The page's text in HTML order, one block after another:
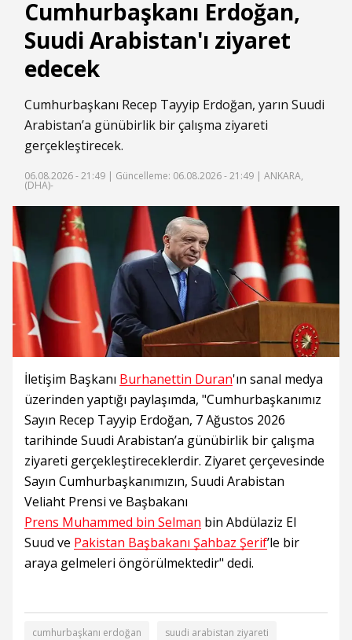
Cumhurbaşkanı Erdoğan,
Suudi Arabistan'ı ziyaret
edecek
Cumhurbaşkanı Recep Tayyip Erdoğan, yarın Suudi
Arabistan’a günübirlik bir çalışma ziyareti
gerçekleştirecek.
06.08.2026 - 21:49 | Güncelleme: 06.08.2026 - 21:49 | ANKARA,
(DHA)-
İletişim Başkanı Burhanettin Duran'ın sanal medya
üzerinden yaptığı paylaşımda, "Cumhurbaşkanımız
Sayın Recep Tayyip Erdoğan, 7 Ağustos 2026
tarihinde Suudi Arabistan’a günübirlik bir çalışma
ziyareti gerçekleştireceklerdir. Ziyaret çerçevesinde
Sayın Cumhurbaşkanımızın, Suudi Arabistan
Veliaht Prensi ve Başbakanı
Prens Muhammed bin Selman bin Abdülaziz El
Suud ve Pakistan Başbakanı Şahbaz Şerif’le bir
araya gelmeleri öngörülmektedir" dedi.
cumhurbaşkanı erdoğan suudi arabistan ziyareti